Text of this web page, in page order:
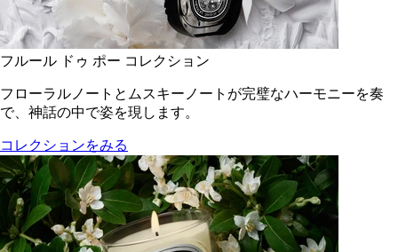
フルール ドゥ ポー コレクション
フローラルノートとムスキーノートが完璧なハーモニーを奏
で、神話の中で姿を現します。
コレクションをみる